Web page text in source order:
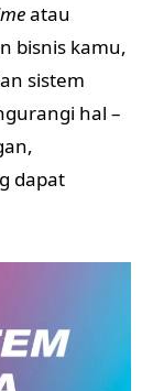
atau
bisnis kamu,
sistem
hal –
dapat